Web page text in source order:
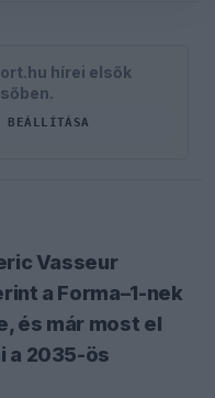
hírei elsők
BEÁLLÍTÁSA
Vasseur
a Forma–1-nek
és már most el
a 2035-ös